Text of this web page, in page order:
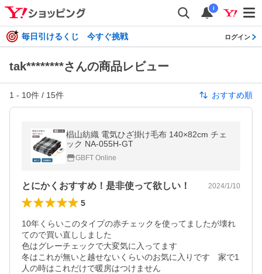
i
毎日引けるくじ 今すぐ挑戦 ログイン
tak********さんの商品レビュー
1 - 10件 / 15件 おすすめ順
椙山紡織 電気ひざ掛け毛布 140×82cm チェ
ック NA-055H-GT
GBFT Online
とにかくおすすめ！是非使って欲しい！ 2024/1/10
5
10年くらいこのタイプの赤チェックを使ってましたが壊れ
てので買い直ししました
色はグレーチェックで大変気に入ってます
冬はこれが無いと越せないくらいのお気に入りです　家で1
人の時はこれだけで暖房はつけません